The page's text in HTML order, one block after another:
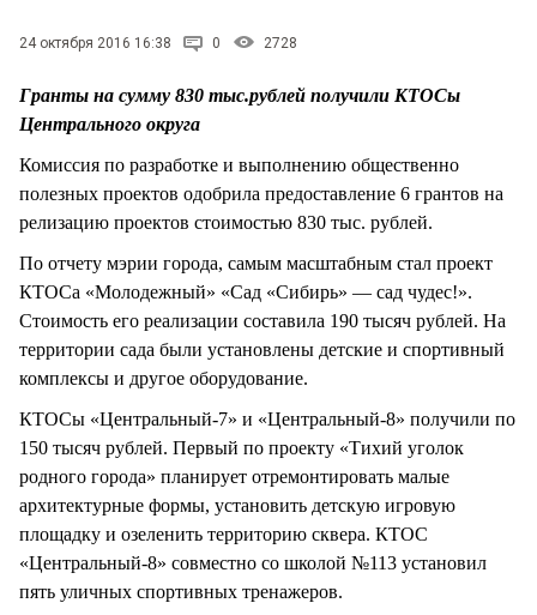
24 октября 2016 16:38 0 2728
Гранты на сумму 830 тыс.рублей получили КТОСы
Центрального округа
Комиссия по разработке и выполнению общественно
полезных проектов одобрила предоставление 6 грантов на
релизацию проектов стоимостью 830 тыс. рублей.
По отчету мэрии города, самым масштабным стал проект
КТОСа «Молодежный» «Сад «Сибирь» — сад чудес!».
Стоимость его реализации составила 190 тысяч рублей. На
территории сада были установлены детские и спортивный
комплексы и другое оборудование.
КТОСы «Центральный-7» и «Центральный-8» получили по
150 тысяч рублей. Первый по проекту «Тихий уголок
родного города» планирует отремонтировать малые
архитектурные формы, установить детскую игровую
площадку и озеленить территорию сквера. КТОС
«Центральный-8» совместно со школой №113 установил
пять уличных спортивных тренажеров.